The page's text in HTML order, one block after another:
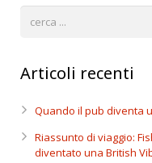
Articoli recenti
Quando il pub diventa
Riassunto di viaggio:
diventato una British